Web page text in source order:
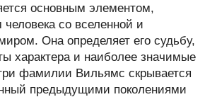
основным элементом,
со вселенной и
Она определяет его судьбу,
характера и наиболее значимые
фамилии Вильямс скрывается
предыдущими поколениями